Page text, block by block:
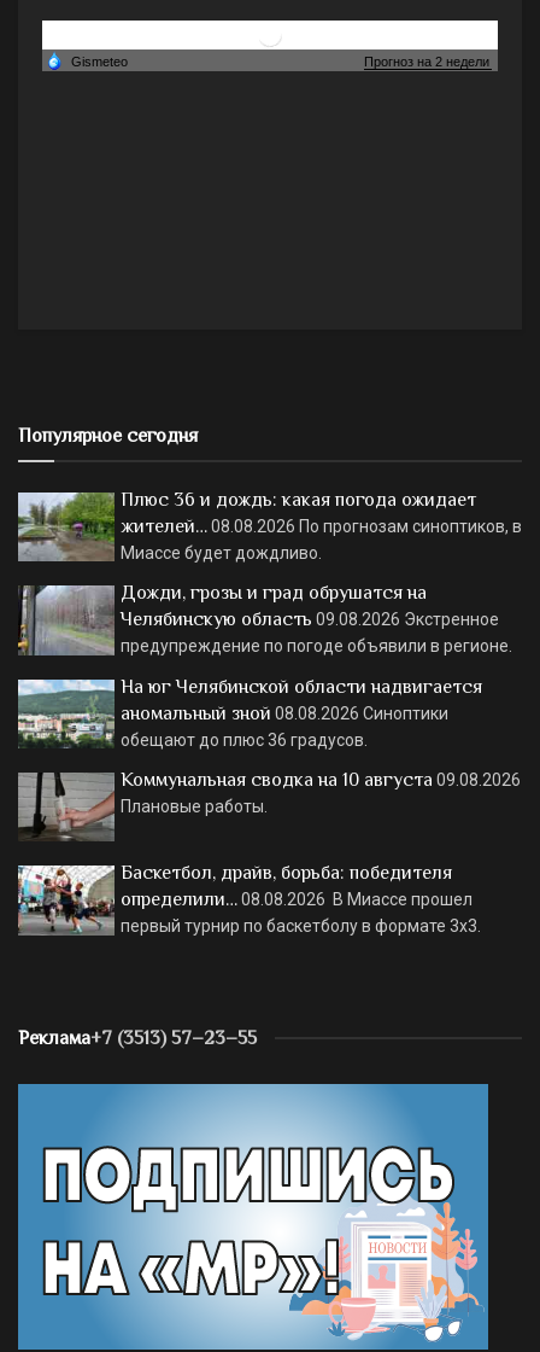
Популярное сегодня
Плюс 36 и дождь: какая погода ожидает
жителей…08.08.2026 По прогнозам синоптиков, в
Миассе будет дождливо.
Дожди, грозы и град обрушатся на
Челябинскую область 09.08.2026 Экстренное
предупреждение по погоде объявили в регионе.
На юг Челябинской области надвигается
аномальный зной 08.08.2026 Синоптики
обещают до плюс 36 градусов.
Коммунальная сводка на 10 августа 09.08.2026
Плановые работы.
Баскетбол, драйв, борьба: победителя
определили…08.08.2026 В Миассе прошел
первый турнир по баскетболу в формате 3х3.
Реклама+7 (3513) 57–23–55